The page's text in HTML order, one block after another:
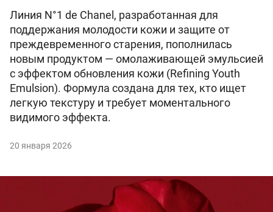
Линия N°1 de Chanel, разработанная для
поддержания молодости кожи и защите от
преждевременного старения, пополнилась
новым продуктом — омолаживающей эмульсией
с эффектом обновления кожи (Refining Youth
Emulsion). Формула создана для тех, кто ищет
легкую текстуру и требует моментального
видимого эффекта.
20 января 2026